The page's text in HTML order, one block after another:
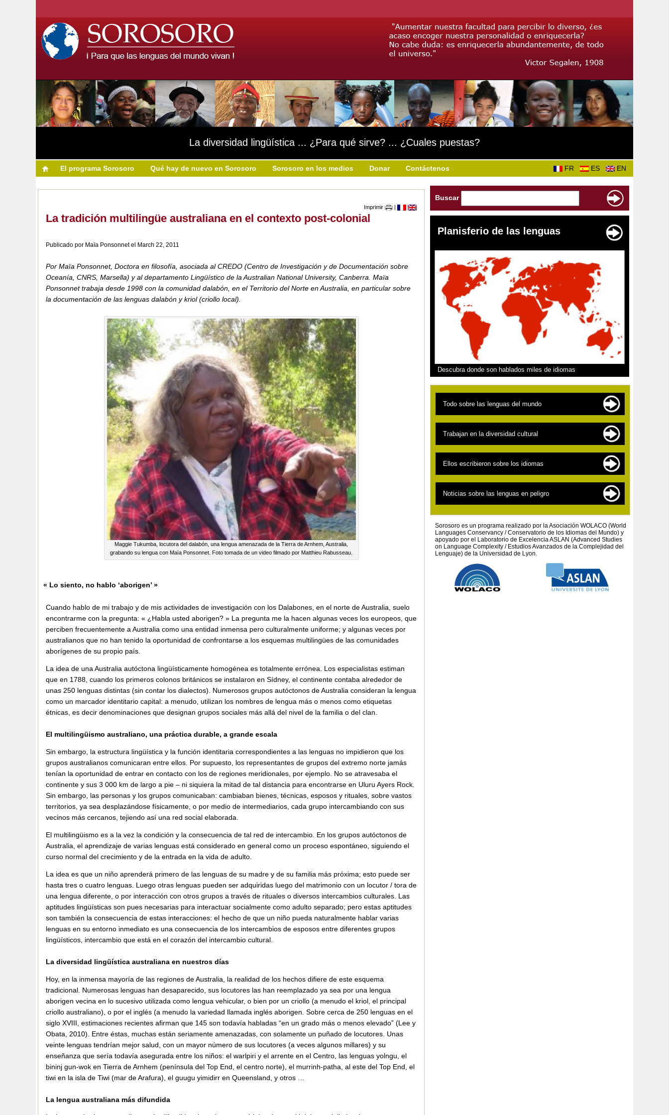
La diversidad lingüística ... ¿Para qué sirve? ... ¿Cuales puestas?
El programa Sorosoro Qué hay de nuevo en Sorosoro Sorosoro en los medios Donar Contáctenos FR ES EN
Imprimir |
La tradición multilingüe australiana en el contexto post-colonial
Publicado por Maïa Ponsonnet el March 22, 2011
Por Maïa Ponsonnet, Doctora en filosofía, asociada al CREDO (Centro de Investigación y de Documentación sobre
Oceanía, CNRS, Marsella) y al departamento Lingüístico de la Australian National University, Canberra. Maïa
Ponsonnet trabaja desde 1998 con la comunidad dalabón, en el Territorio del Norte en Australia, en particular sobre
la documentación de las lenguas dalabón y kriol (criollo local).
Maggie Tukumba, locutora del dalabón, una lengua amenazada de la Tierra de Arnhem, Australia,
grabando su lengua con Maïa Ponsonnet. Foto tomada de un video filmado por Matthieu Rabusseau.
« Lo siento, no hablo ‘aborigen’ »
Cuando hablo de mi trabajo y de mis actividades de investigación con los Dalabones, en el norte de Australia, suelo
encontrarme con la pregunta: « ¿Habla usted aborigen? » La pregunta me la hacen algunas veces los europeos, que
perciben frecuentemente a Australia como una entidad inmensa pero culturalmente uniforme; y algunas veces por
australianos que no han tenido la oportunidad de confrontarse a los esquemas multilingües de las comunidades
aborígenes de su propio país.
La idea de una Australia autóctona lingüísticamente homogénea es totalmente errónea. Los especialistas estiman
que en 1788, cuando los primeros colonos británicos se instalaron en Sídney, el continente contaba alrededor de
unas 250 lenguas distintas (sin contar los dialectos). Numerosos grupos autóctonos de Australia consideran la lengua
como un marcador identitario capital: a menudo, utilizan los nombres de lengua más o menos como etiquetas
étnicas, es decir denominaciones que designan grupos sociales más allá del nivel de la familia o del clan.
El multilingüismo australiano, una práctica durable, a grande escala
Sin embargo, la estructura lingüística y la función identitaria correspondientes a las lenguas no impidieron que los
grupos australianos comunicaran entre ellos. Por supuesto, los representantes de grupos del extremo norte jamás
tenían la oportunidad de entrar en contacto con los de regiones meridionales, por ejemplo. No se atravesaba el
continente y sus 3 000 km de largo a pie – ni siquiera la mitad de tal distancia para encontrarse en Uluru Ayers Rock.
Sin embargo, las personas y los grupos comunicaban: cambiaban bienes, técnicas, esposos y rituales, sobre vastos
territorios, ya sea desplazándose físicamente, o por medio de intermediarios, cada grupo intercambiando con sus
vecinos más cercanos, tejiendo así una red social elaborada.
El multilingüismo es a la vez la condición y la consecuencia de tal red de intercambio. En los grupos autóctonos de
Australia, el aprendizaje de varias lenguas está considerado en general como un proceso espontáneo, siguiendo el
curso normal del crecimiento y de la entrada en la vida de adulto.
La idea es que un niño aprenderá primero de las lenguas de su madre y de su familia más próxima; esto puede ser
hasta tres o cuatro lenguas. Luego otras lenguas pueden ser adquiridas luego del matrimonio con un locutor / tora de
una lengua diferente, o por interacción con otros grupos a través de rituales o diversos intercambios culturales. Las
aptitudes lingüísticas son pues necesarias para interactuar socialmente como adulto separado; pero estas aptitudes
son también la consecuencia de estas interacciones: el hecho de que un niño pueda naturalmente hablar varias
lenguas en su entorno inmediato es una consecuencia de los intercambios de esposos entre diferentes grupos
lingüísticos, intercambio que está en el corazón del intercambio cultural.
La diversidad lingüística australiana en nuestros días
Hoy, en la inmensa mayoría de las regiones de Australia, la realidad de los hechos difiere de este esquema
tradicional. Numerosas lenguas han desaparecido, sus locutores las han reemplazado ya sea por una lengua
aborigen vecina en lo sucesivo utilizada como lengua vehicular, o bien por un criollo (a menudo el kriol, el principal
criollo australiano), o por el inglés (a menudo la variedad llamada inglés aborigen. Sobre cerca de 250 lenguas en el
siglo XVIII, estimaciones recientes afirman que 145 son todavía habladas “en un grado más o menos elevado” (Lee y
Obata, 2010). Entre éstas, muchas están seriamente amenazadas, con solamente un puñado de locutores. Unas
veinte lenguas tendrían mejor salud, con un mayor número de sus locutores (a veces algunos millares) y su
enseñanza que sería todavía asegurada entre los niños: el warlpiri y el arrente en el Centro, las lenguas yolngu, el
bininj gun-wok en Tierra de Arnhem (península del Top End, el centro norte), el murrinh-patha, al este del Top End, el
tiwi en la isla de Tiwi (mar de Arafura), el guugu yimidirr en Queensland, y otros …
La lengua australiana más difundida
Buscar
Planisferio de las lenguas
Descubra donde son hablados miles de idiomas
Todo sobre las lenguas del mundo
Las familias de lenguas
Las « nuevas » lenguas
La lingüística para los principiantes
Trabajan en la diversidad cultural
Las fuentes de documentación
En defensa de los pueblos y las culturas autóctonas
Los proyectos artísticos
Ellos escribieron sobre los idiomas
Textos por tema
Noticias sobre las lenguas en peligro
Sorosoro es un programa realizado por la Asociación WOLACO (World
Languages ​​Conservancy / Conservatorio de los Idiomas del Mundo) y
apoyado por el Laboratorio de Excelencia ASLAN (Advanced Studies
on Language Complexity / Estudios Avanzados de la Complejidad del
Lenguaje) de la Universidad de Lyon.